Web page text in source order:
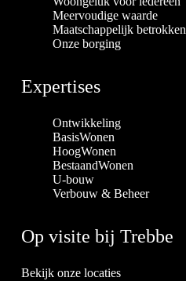
Meervoudige waarde
Maatschappelijk betrokken
Onze borging
Expertises
Ontwikkeling
BasisWonen
HoogWonen
BestaandWonen
U-bouw
Verbouw & Beheer
Op visite bij Trebbe
Bekijk onze locaties